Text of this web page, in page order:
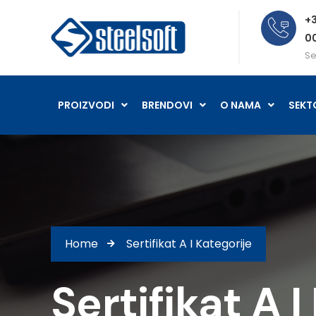
PROIZVODI BRENDOVI O NAMA
Home Sertifikat A I Kategorije
Sertifikat A I